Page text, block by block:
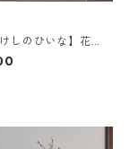
けしのひいな】花
模様 2-c